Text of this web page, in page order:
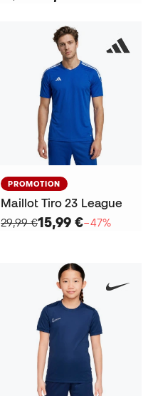
PROMOTION
Maillot Tiro 23 League
29,99 €15,99 €−47%